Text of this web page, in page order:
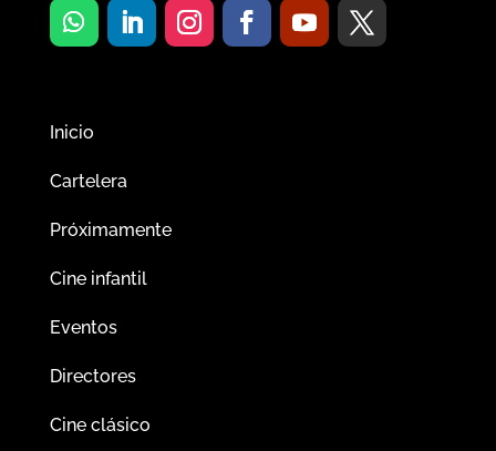
Inicio
Cartelera
Próximamente
Cine infantil
Eventos
Directores
Cine clásico